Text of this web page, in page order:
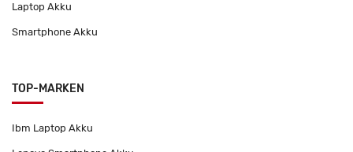
Laptop Akku
Smartphone Akku
TOP-MARKEN
Ibm Laptop Akku